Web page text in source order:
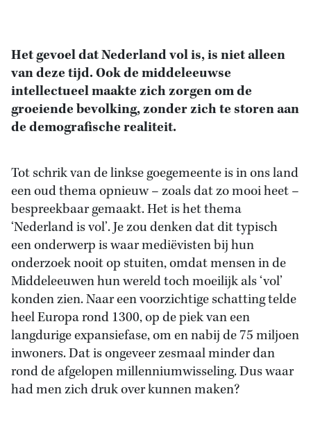
Het gevoel dat Nederland vol is, is niet alleen
van deze tijd. Ook de middeleeuwse
intellectueel maakte zich zorgen om de
groeiende bevolking, zonder zich te storen aan
de demografische realiteit.
Tot schrik van de linkse goegemeente is in ons land
een oud thema opnieuw – zoals dat zo mooi heet –
bespreekbaar gemaakt. Het is het thema
‘Nederland is vol’. Je zou denken dat dit typisch
een onderwerp is waar mediëvisten bij hun
onderzoek nooit op stuiten, omdat mensen in de
Middeleeuwen hun wereld toch moeilijk als ‘vol’
konden zien. Naar een voorzichtige schatting telde
heel Europa rond 1300, op de piek van een
langdurige expansiefase, om en nabij de 75 miljoen
inwoners. Dat is ongeveer zesmaal minder dan
rond de afgelopen millenniumwisseling. Dus waar
had men zich druk over kunnen maken?